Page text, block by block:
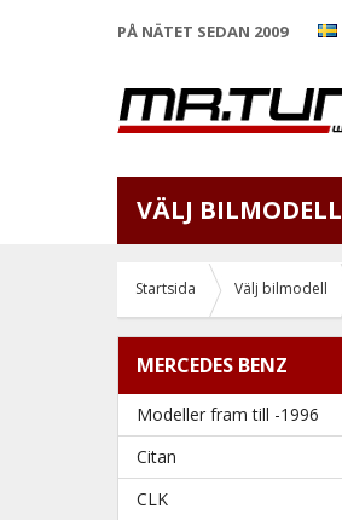
PÅ NÄTET SEDAN 2009
VÄLJ BILMODELL
Startsida Välj bilmodell
MERCEDES BENZ
Modeller fram till -1996
Citan
CLK